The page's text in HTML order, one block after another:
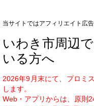
当サイトではアフィリエイト広
いわき市周辺
いる方へ
2026年9月末にて、プロミ
します。
Web・アプリからは、原則